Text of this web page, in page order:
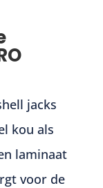
jacks
kou als
laminaat
voor de